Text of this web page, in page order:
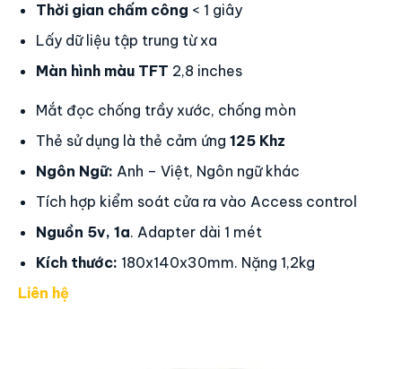
Thời gian chấm công < 1 giây
Lấy dữ liệu tập trung từ xa
Màn hình màu TFT 2,8 inches
Mắt đọc chống trầy xước, chống mòn
Thẻ sử dụng là thẻ cảm ứng 125 Khz
Ngôn Ngữ: Anh – Việt, Ngôn ngữ khác
Tích hợp kiểm soát cửa ra vào Access control
Nguồn 5v, 1a. Adapter dài 1 mét
Kích thước: 180x140x30mm. Nặng 1,2kg
Liên hệ